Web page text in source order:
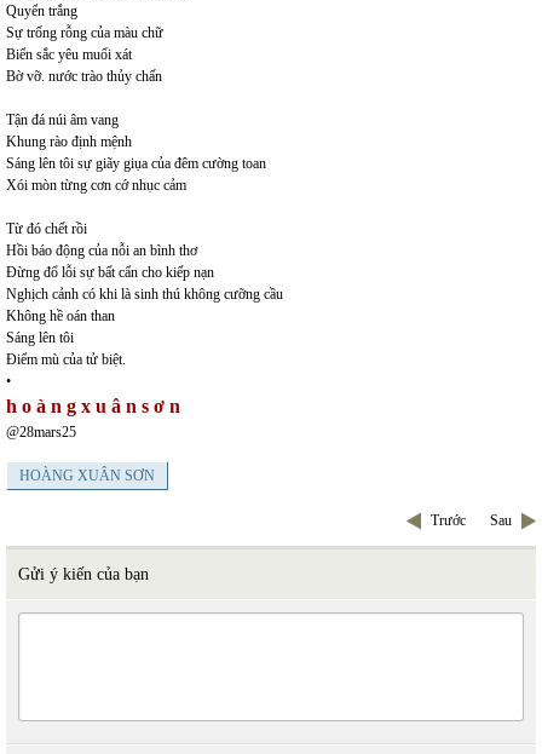
Quyển trắng
Sự trống rỗng của màu chữ
Biển sắc yêu muối xát
Bờ vỡ. nước trào thủy chấn
Tận đá núi âm vang
Khung rào định mệnh
Sáng lên tôi sự giãy giụa của đêm cường toan
Xói mòn từng cơn cớ nhục cảm
Từ đó chết rồi
Hồi báo động của nỗi an bình thơ
Đừng đổ lỗi sự bất cẩn cho kiếp nạn
Nghịch cảnh có khi là sinh thú không cưỡng cầu
Không hề oán than
Sáng lên tôi
Điểm mù của tử biệt.
•
h o à n g x u â n s ơ n
@28mars25
HOÀNG XUÂN SƠN
Trước Sau
Gửi ý kiến của bạn